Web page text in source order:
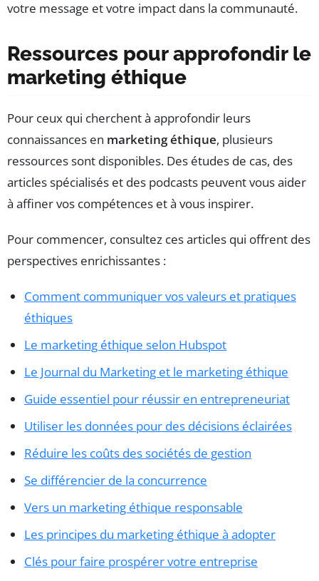
votre message et votre impact dans la communauté.
Ressources pour approfondir le
marketing éthique
Pour ceux qui cherchent à approfondir leurs
connaissances en marketing éthique, plusieurs
ressources sont disponibles. Des études de cas, des
articles spécialisés et des podcasts peuvent vous aider
à affiner vos compétences et à vous inspirer.
Pour commencer, consultez ces articles qui offrent des
perspectives enrichissantes :
Comment communiquer vos valeurs et pratiques
éthiques
Le marketing éthique selon Hubspot
Le Journal du Marketing et le marketing éthique
Guide essentiel pour réussir en entrepreneuriat
Utiliser les données pour des décisions éclairées
Réduire les coûts des sociétés de gestion
Se différencier de la concurrence
Vers un marketing éthique responsable
Les principes du marketing éthique à adopter
Clés pour faire prospérer votre entreprise